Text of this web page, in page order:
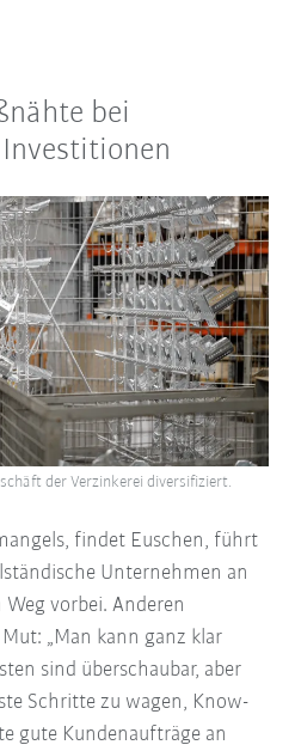
bei
findet Euschen, führt
Unternehmen an
vorbei. Anderen
„Man kann ganz klar
sind überschaubar, aber
Schritte zu wagen, Know-
gute Kundenaufträge an
der Verzinkerei diversifiziert.